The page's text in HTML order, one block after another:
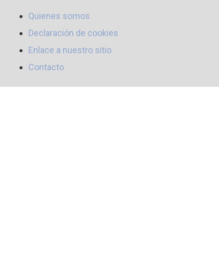
Quienes somos
Declaración de cookies
Enlace a nuestro sitio
Contacto